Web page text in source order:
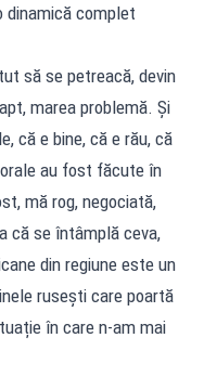
complet
să se petreacă, devin
marea problemă. Și
că e bine, că e rău, că
au fost făcute în
mă rog, negociată,
că se întâmplă ceva,
din regiune este un
rusești care poartă
în care n-am mai